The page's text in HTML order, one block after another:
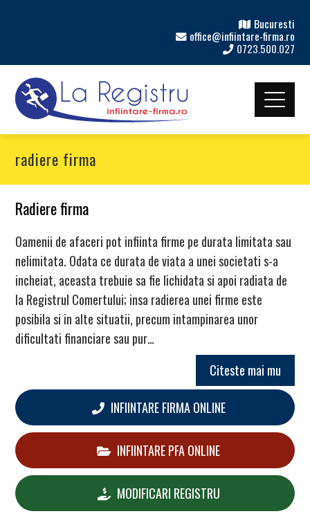
Bucuresti
office@infiintare-firma.ro
0723.500.027
radiere firma
Radiere firma
Oamenii de afaceri pot infiinta firme pe durata limitata sau
nelimitata. Odata ce durata de viata a unei societati s-a
incheiat, aceasta trebuie sa fie lichidata si apoi radiata de
la Registrul Comertului; insa radierea unei firme este
posibila si in alte situatii, precum intampinarea unor
dificultati financiare sau pur…
Citeste mai mu
INFIINTARE FIRMA ONLINE
INFIINTARE PFA ONLINE
MODIFICARI REGISTRU